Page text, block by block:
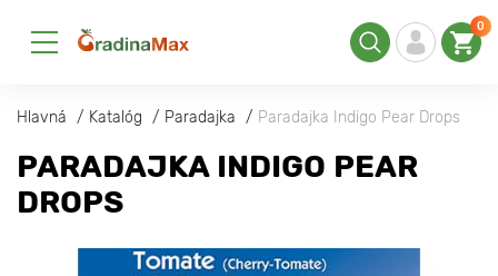
0
Hlavná Katalóg Paradajka Paradajka Indigo Pear Drops
PARADAJKA INDIGO PEAR
DROPS